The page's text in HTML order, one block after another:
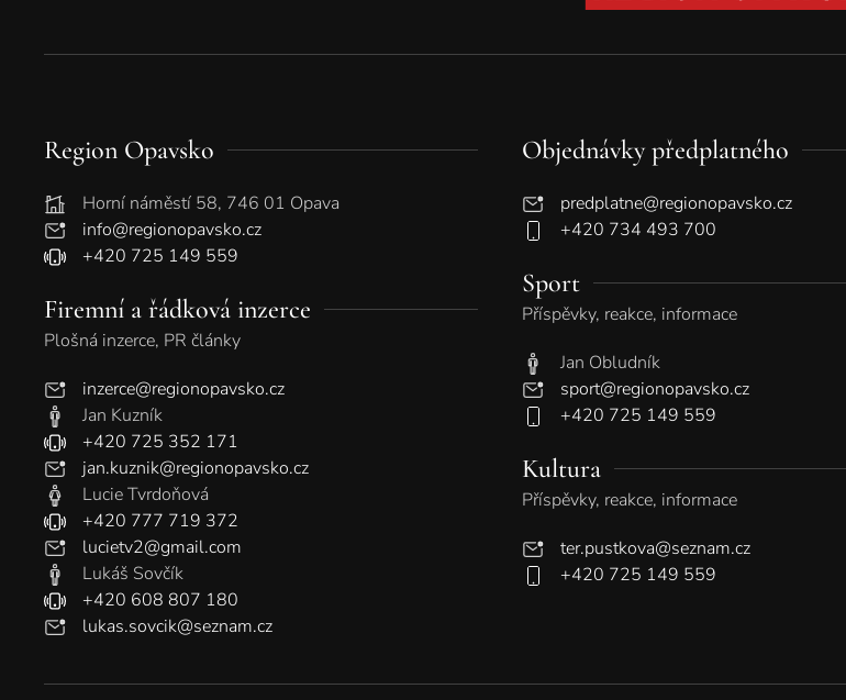
Region Opavsko
Horní náměstí 58, 746 01 Opava
info@regionopavsko.cz
+420 725 149 559
Firemní a řádková inzerce
Plošná inzerce, PR články
inzerce@regionopavsko.cz
Jan Kuzník
+420 725 352 171
jan.kuznik@regionopavsko.cz
Lucie Tvrdoňová
+420 777 719 372
lucietv2@gmail.com
Lukáš Sovčík
+420 608 807 180
lukas.sovcik@seznam.cz
Objednávky předplatného
predplatne@regionopavsko.cz
+420 734 493 700
Sport
Příspěvky, reakce, informace
Jan Obludník
sport@regionopavsko.cz
+420 725 149 559
Kultura
Příspěvky, reakce, informace
ter.pustkova@seznam.cz
+420 725 149 559